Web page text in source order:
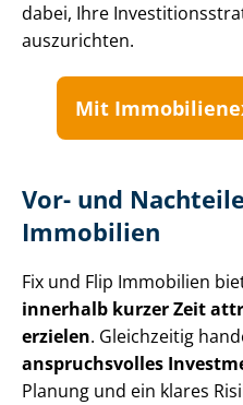
dabei, Ihre
auszurichten.
Mit
Vor- und
Immobilien
Fix und Flip Immobilien
innerhalb kurzer Zeit
erzielen. Gleichzeitig
anspruchsvolles
Planung und ein klares